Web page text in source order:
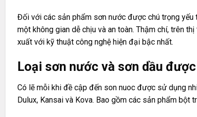
Đối với các sản phẩm sơn nước được chú trọng yếu
một không gian dễ chịu và an toàn. Thậm chí, trên
xuất với kỹ thuật công nghệ hiện đại bậc nhất.
Loại sơn nước và sơn dầu
Có lẽ mỗi khi đề cập đến son nuoc được sử dụng
Dulux, Kansai và Kova. Bao gồm các sản phẩm bột